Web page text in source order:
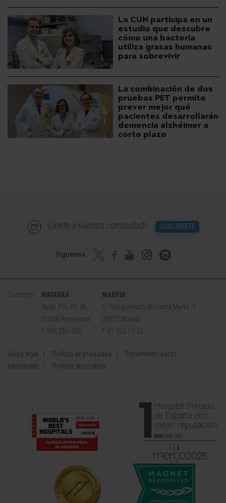
La CUN participa en un
estudio que descubre
cómo una bacteria
utiliza grasas humanas
para sobrevivir
La combinación de dos
pruebas PET permite
prever mejor qué
pacientes desarrollarán
demencia alzhéimer a
corto plazo
¡Únete a nuestra comunidad! SUSCRÍBETE
Síguenos
Contacto
NAVARRA
Avda. Pío XII, 36
31008 Pamplona
T 948 255 400
MADRID
C/ Marquesado de Santa Marta, 1
28027 Madrid
T 91 353 19 20
Aviso legal Política de privacidad
Tratamiento datos
personales
Política de cookies